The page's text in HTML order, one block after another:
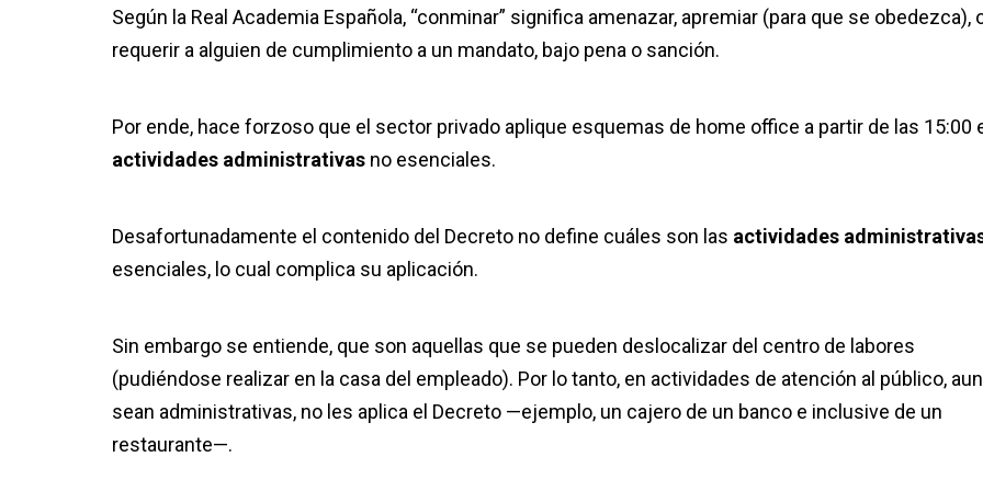
Según la Real Academia Española, “conminar” significa amenazar, apremiar (para que se obedezca),
requerir a alguien de cumplimiento a un mandato, bajo pena o sanción.
Por ende, hace forzoso que el sector privado aplique esquemas de home office a partir de las 15:00
actividades administrativas no esenciales.
Desafortunadamente el contenido del Decreto no define cuáles son las actividades
esenciales, lo cual complica su aplicación.
Sin embargo se entiende, que son aquellas que se pueden deslocalizar del centro de labores
(pudiéndose realizar en la casa del empleado). Por lo tanto, en actividades de atención al público,
sean administrativas, no les aplica el Decreto —ejemplo, un cajero de un banco e inclusive de un
restaurante—.